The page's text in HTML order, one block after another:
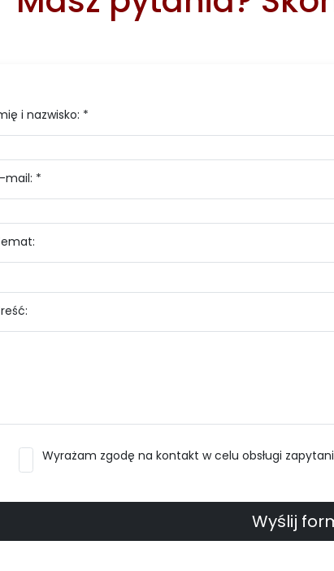
i nazwisko: *
mail: *
Wyrażam zgodę na kontakt w celu obsługi
Wyślij